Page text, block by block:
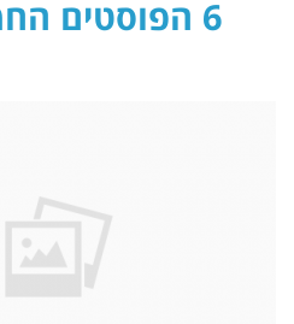
6 הפוסטים החמים מהבלוג